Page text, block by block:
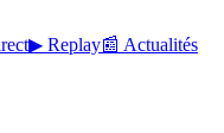
▶ Replay📰 Actualités